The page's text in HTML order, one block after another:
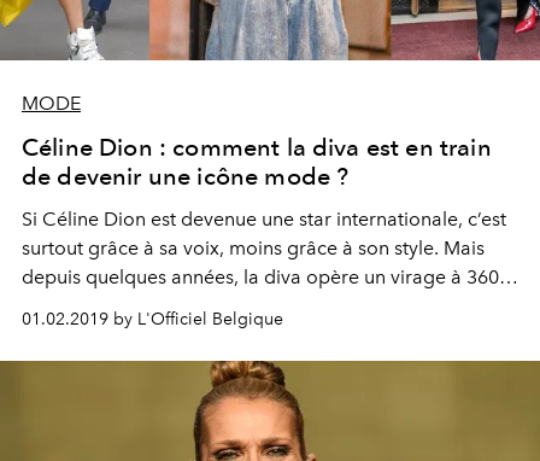
MODE
Céline Dion : comment la diva est en train
de devenir une icône mode ?
Si Céline Dion est devenue une star internationale, c’est
surtout grâce à sa voix, moins grâce à son style. Mais
depuis quelques années, la diva opère un virage à 360
degrés, au point qu’elle est en passe de devenir notre
nouvelle icône mode favorite.
01.02.2019 by L'Officiel Belgique